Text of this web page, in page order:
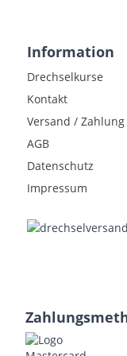
Information
Drechselkurse
Kontakt
Versand / Zahlung
AGB
Datenschutz
Impressum